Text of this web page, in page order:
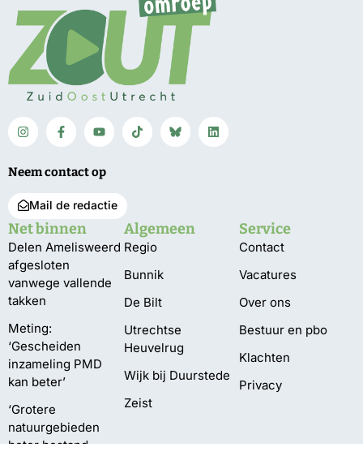
Neem contact op
Mail de redactie
Net binnen
Delen Amelisweerd
afgesloten
vanwege vallende
takken
Meting:
‘Gescheiden
inzameling PMD
kan beter’
‘Grotere
natuurgebieden
beter bestand
Algemeen
Regio
Bunnik
De Bilt
Utrechtse
Heuvelrug
Wijk bij Duurstede
Zeist
Service
Contact
Vacatures
Over ons
Bestuur en pbo
Klachten
Privacy